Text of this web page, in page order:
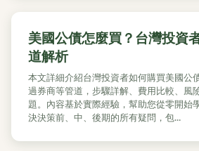
美國公債怎麼買？台灣投資
道解析
本文詳細介紹台灣投資者如何購買美國公
過券商等管道，步驟詳解、費用比較、風
題。內容基於實際經驗，幫助您從零開始
決決策前、中、後期的所有疑問，包...